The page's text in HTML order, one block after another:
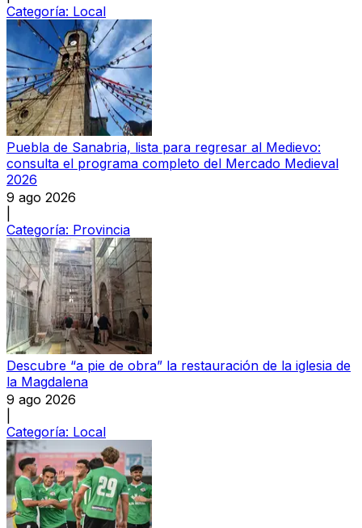
Categoría: Local
Puebla de Sanabria, lista para regresar al Medievo:
consulta el programa completo del Mercado Medieval
2026
9 ago 2026
Categoría: Provincia
Descubre “a pie de obra” la restauración de la iglesia de
la Magdalena
9 ago 2026
Categoría: Local